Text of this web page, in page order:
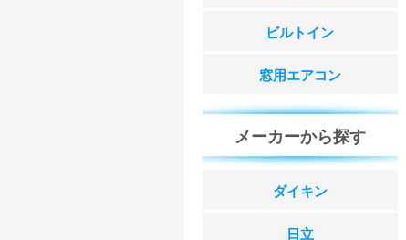
ビルトイン
窓用エアコン
メーカーから探す
ダイキン
日立